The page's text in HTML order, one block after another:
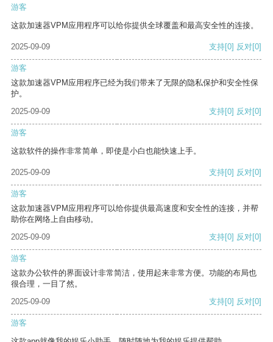
游客
这款加速器VPM应用程序可以给你提供全球覆盖和最高安全性的连接。
2025-09-09 支持[0] 反对[0]
游客
这款加速器VPM应用程序已经为我们带来了无限的隐私保护和安全性保
护。
2025-09-09
支持[0] 反对[0]
游客
这款软件的操作非常简单，即使是小白也能快速上手。
2025-09-09 支持[0] 反对[0]
游客
这款加速器VPM应用程序可以给你提供最高速度和安全性的连接，并帮
助你在网络上自由移动。
2025-09-09
支持[0] 反对[0]
游客
这款办公软件的界面设计非常简洁，使用起来非常方便。功能的布局也
很合理，一目了然。
2025-09-09
支持[0] 反对[0]
游客